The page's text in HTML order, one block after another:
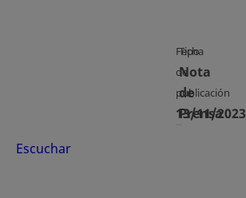
Fecha
de
publicación
13/11/2023
Tipo
Nota
de
Prensa
Escuchar